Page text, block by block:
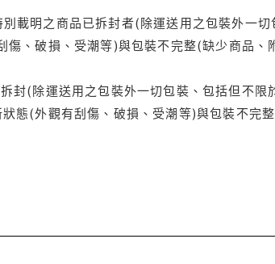
載明之商品已拆封者(除運送用之包裝外一切
、破損、受潮等)與包裝不完整(缺少商品、
封(除運送用之包裝外一切包裝、包括但不限
態(外觀有刮傷、破損、受潮等)與包裝不完